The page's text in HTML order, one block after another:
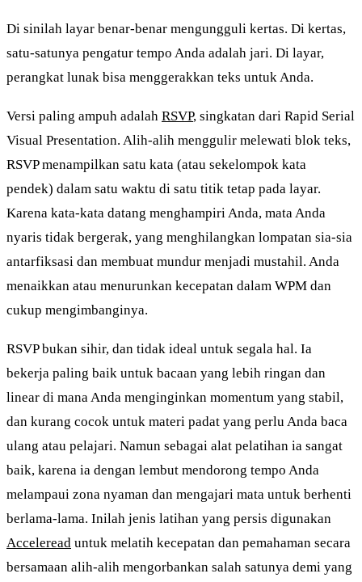
Di sinilah layar benar-benar mengungguli kertas. Di kertas,
satu-satunya pengatur tempo Anda adalah jari. Di layar,
perangkat lunak bisa menggerakkan teks untuk Anda.
Versi paling ampuh adalah RSVP, singkatan dari Rapid Serial
Visual Presentation. Alih-alih menggulir melewati blok teks,
RSVP menampilkan satu kata (atau sekelompok kata
pendek) dalam satu waktu di satu titik tetap pada layar.
Karena kata-kata datang menghampiri Anda, mata Anda
nyaris tidak bergerak, yang menghilangkan lompatan sia-sia
antarfiksasi dan membuat mundur menjadi mustahil. Anda
menaikkan atau menurunkan kecepatan dalam WPM dan
cukup mengimbanginya.
RSVP bukan sihir, dan tidak ideal untuk segala hal. Ia
bekerja paling baik untuk bacaan yang lebih ringan dan
linear di mana Anda menginginkan momentum yang stabil,
dan kurang cocok untuk materi padat yang perlu Anda baca
ulang atau pelajari. Namun sebagai alat pelatihan ia sangat
baik, karena ia dengan lembut mendorong tempo Anda
melampaui zona nyaman dan mengajari mata untuk berhenti
berlama-lama. Inilah jenis latihan yang persis digunakan
Acceleread untuk melatih kecepatan dan pemahaman secara
bersamaan alih-alih mengorbankan salah satunya demi yang